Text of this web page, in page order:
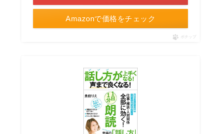
Amazonで価格をチェック
ポチップ